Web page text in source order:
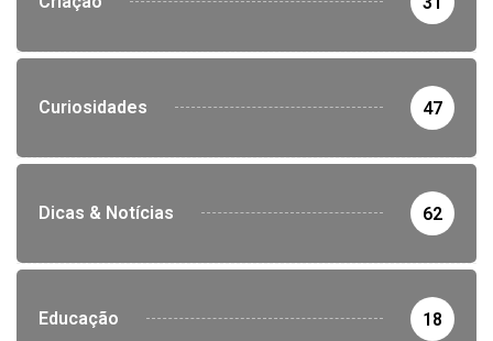
Curiosidades 47
Dicas & Notícias 62
Educação 18